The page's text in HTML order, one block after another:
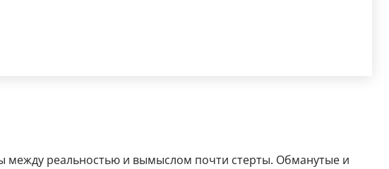
между реальностью и вымыслом почти стерты. Обманутые и